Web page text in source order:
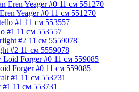
Yeager #0 11 см 551270
#1 11 см 553557
#2 11 см 5559078
Forger #0 11 см 559085
11 см 553731